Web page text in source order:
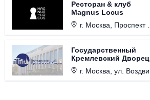
Ресторан & клуб
Magnus Locus
г. Москва, Проспект Мира, д. 12, стр. 9.
Государственный
Кремлевский Дворец
г. Москва, ул. Воздвиженка, д. 1, Кремль.